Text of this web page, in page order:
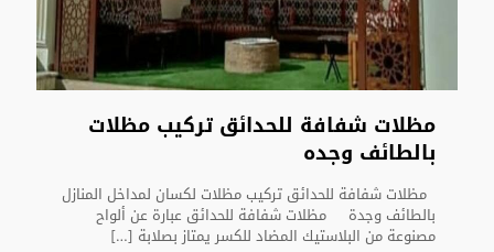
مظلات شفافة للحدائق تركيب مظلات
بالطائف وجده
مظلات شفافة للحدائق تركيب مظلات لكسان لمداخل المنازل
بالطائف وجدة مظلات شفافة للحدائق عبارة عن ألواح
مصنوعة من البلاستيك المضاد للكسر يمتاز بصلابة […]